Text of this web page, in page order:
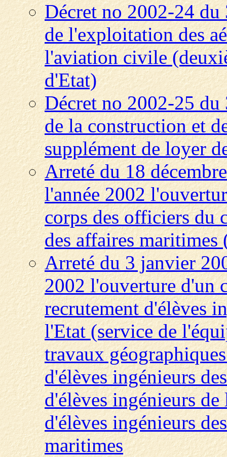
Décret no 2002-24
de l'exploitation des
l'aviation civile
d'Etat)
Décret no 2002-25
de la construction et
supplément de loyer
Arreté du 18
l'année 2002
corps des officiers du
des affaires maritimes
Arreté du 3 janvier
2002 l'ouverture d'un
recrutement d'élèves
l'Etat (service de
travaux
d'élèves ingénieurs
d'élèves ingénieurs
d'élèves ingénieurs
maritimes